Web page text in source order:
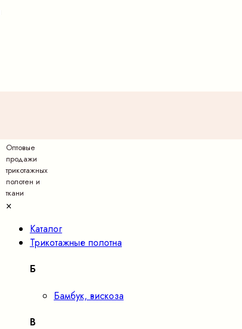
Оптовые
продажи
трикотажных
полотен и
ткани
×
Каталог
Трикотажные полотна
Б
Бамбук, вискоза
В